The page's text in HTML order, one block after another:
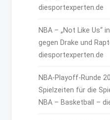
diesportexperten.de
NBA – „Not Like Us“
gegen Drake und
diesportexperten.de
NBA-Playoff-Runde
Spielzeiten für die
NBA – Basketball –